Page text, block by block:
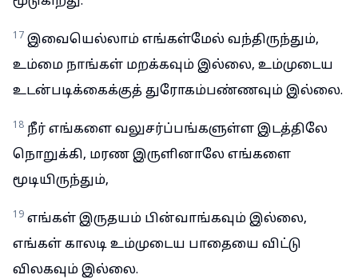
17 இவையெல்லாம் எங்கள்மேல் வந்திருந்தும்,
உம்மை நாங்கள் மறக்கவும் இல்லை, உம்முடைய
உடன்படிக்கைக்குத் துரோகம்பண்ணவும் இல்லை.
18 நீர் எங்களை வலுசர்ப்பங்களுள்ள இடத்திலே
நொறுக்கி, மரண இருளினாலே எங்களை
மூடியிருந்தும்,
19 எங்கள் இருதயம் பின்வாங்கவும் இல்லை,
எங்கள் காலடி உம்முடைய பாதையை விட்டு
விலகவும் இல்லை.